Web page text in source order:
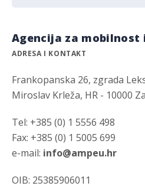
Agencija za mobilnost
ADRESA I KONTAKT
Frankopanska 26, zgrada
Miroslav Krleža, HR - 10000
Tel: +385 (0) 1 5556 498
Fax: +385 (0) 1 5005 699
e-mail: info@ampeu.hr
OIB: 25385906011